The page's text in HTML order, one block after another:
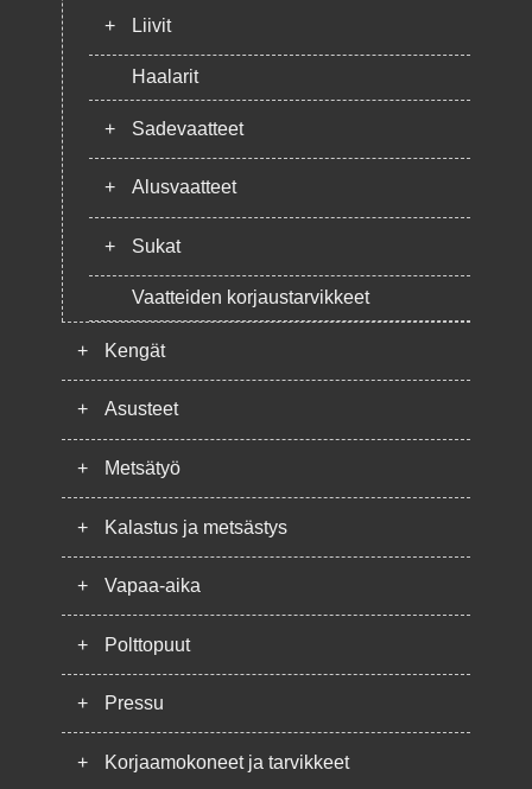
+ Liivit
Haalarit
+ Sadevaatteet
+ Alusvaatteet
+ Sukat
Vaatteiden korjaustarvikkeet
+ Kengät
+ Asusteet
+ Metsätyö
+ Kalastus ja metsästys
+ Vapaa-aika
+ Polttopuut
+ Pressu
+ Korjaamokoneet ja tarvikkeet